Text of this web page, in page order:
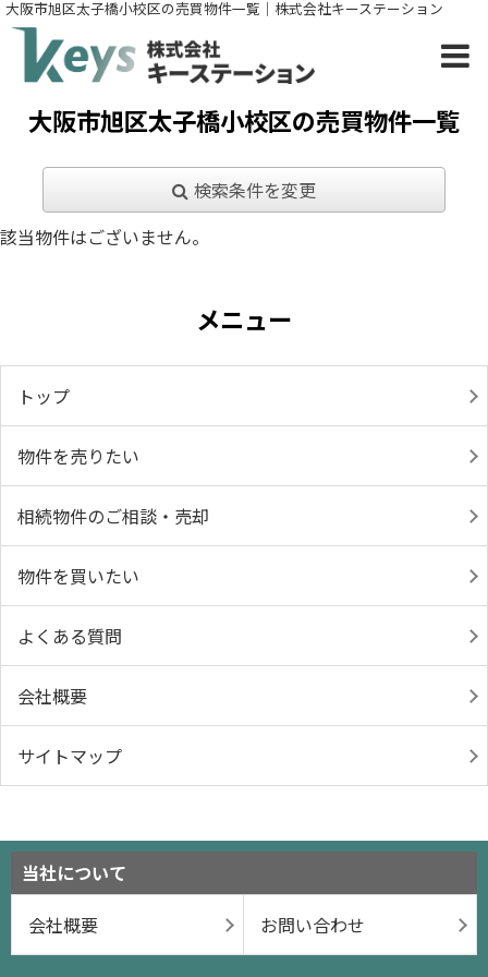
大阪市旭区太子橋小校区の売買物件一覧｜株式会社キーステーション
大阪市旭区太子橋小校区の売買物件一覧
検索条件を変更
該当物件はございません。
メニュー
トップ
物件を売りたい
相続物件のご相談・売却
物件を買いたい
よくある質問
会社概要
サイトマップ
当社について
会社概要
お問い合わせ